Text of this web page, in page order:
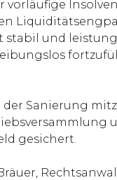
stabil und
Sanierung
gesichert.